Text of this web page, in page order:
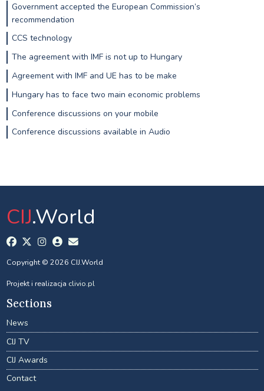
Government accepted the European Commission’s
recommendation
CCS technology
The agreement with IMF is not up to Hungary
Agreement with IMF and UE has to be make
Hungary has to face two main economic problems
Conference discussions on your mobile
Conference discussions available in Audio
CIJ.World
Copyright © 2026 CIJ.World
Projekt i realizacja clivio.pl
Sections
News
CIJ TV
CIJ Awards
Contact